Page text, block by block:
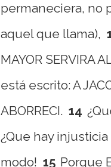
permaneciera, no
aquel que llama),
MAYOR SERVIRA
está escrito: A
ABORRECI. 14
¿Que hay
modo! 15 Porque